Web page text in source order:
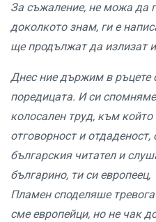
За съжаление, не можа да
доколкото знам, ги е
ще продължат да излизат
Днес ние държим в ръцете
поредицата. И си
колосален труд, към
отговорност и
българския читател и
българино, ти си
Пламен споделяше
сме европейци, но не чак